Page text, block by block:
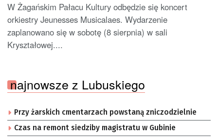
W Żagańskim Pałacu Kultury odbędzie się koncert
orkiestry Jeunesses Musicalaes. Wydarzenie
zaplanowano się w sobotę (8 sierpnia) w sali
Kryształowej....
najnowsze z Lubuskiego
Przy żarskich cmentarzach powstaną zniczodzielnie
Czas na remont siedziby magistratu w Gubinie